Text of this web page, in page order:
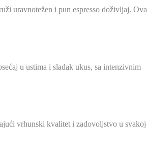
uravnotežen i pun espresso doživljaj. Ova
u ustima i sladak ukus, sa intenzivnim
vrhunski kvalitet i zadovoljstvo u svakoj